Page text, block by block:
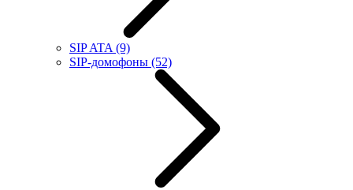
SIP ATA (9)
SIP-домофоны (52)